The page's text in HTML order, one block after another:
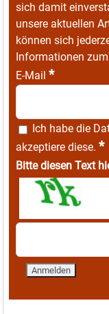
sich damit
unsere aktuellen
können sich
Informationen
E-Mail *
Ich habe die
akzeptiere diese. *
Bitte diesen Text